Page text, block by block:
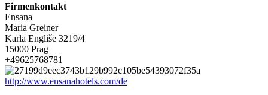
Firmenkontakt
Ensana
Maria Greiner
Karla Engliše 3219/4
15000 Prag
+49625768781
http://www.ensanahotels.com/de